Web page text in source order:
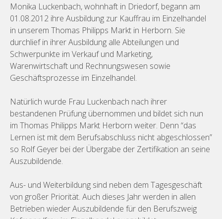
Monika Luckenbach, wohnhaft in Driedorf, begann am
01.08.2012 ihre Ausbildung zur Kauffrau im Einzelhandel
in unserem Thomas Philipps Markt in Herborn. Sie
durchlief in ihrer Ausbildung alle Abteilungen und
Schwerpunkte im Verkauf und Marketing,
Warenwirtschaft und Rechnungswesen sowie
Geschäftsprozesse im Einzelhandel.
Natürlich wurde Frau Luckenbach nach ihrer
bestandenen Prüfung übernommen und bildet sich nun
im Thomas Philipps Markt Herborn weiter. Denn “das
Lernen ist mit dem Berufsabschluss nicht abgeschlossen”
so Rolf Geyer bei der Übergabe der Zertifikation an seine
Auszubildende.
Aus- und Weiterbildung sind neben dem Tagesgeschäft
von großer Priorität. Auch dieses Jahr werden in allen
Betrieben wieder Auszubildende für den Berufszweig